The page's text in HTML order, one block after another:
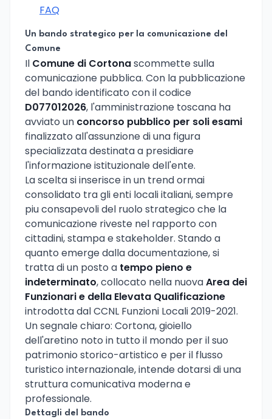
FAQ
Un bando strategico per la comunicazione del
Comune
Il Comune di Cortonascommette sulla
comunicazione pubblica. Con la pubblicazione
del bando identificato con il codice
D077012026, l'amministrazione toscana ha
avviato un concorso pubblico per soli esami
finalizzato all'assunzione di una figura
specializzata destinata a presidiare
l'informazione istituzionale dell'ente.
La scelta si inserisce in un trend ormai
consolidato tra gli enti locali italiani, sempre
piu consapevoli del ruolo strategico che la
comunicazione riveste nel rapporto con
cittadini, stampa e stakeholder. Stando a
quanto emerge dalla documentazione, si
tratta di un posto a tempo pieno e
indeterminato, collocato nella nuovaArea dei
Funzionari e della Elevata Qualificazione
introdotta dal CCNL Funzioni Locali 2019-2021.
Un segnale chiaro: Cortona, gioiello
dell'aretino noto in tutto il mondo per il suo
patrimonio storico-artistico e per il flusso
turistico internazionale, intende dotarsi di una
struttura comunicativa moderna e
professionale.
Dettagli del bando